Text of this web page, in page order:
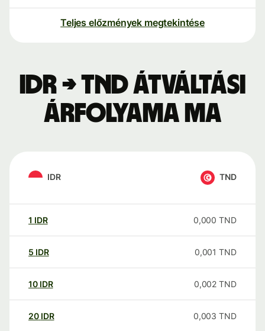
Teljes előzmények megtekintése
IDR → TND átváltási
árfolyama ma
IDR TND
1 IDR 0,000 TND
5 IDR 0,001 TND
10 IDR 0,002 TND
20 IDR 0,003 TND